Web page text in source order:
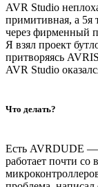
AVR Studio
примитивная, а 5я
через фирменный
Я взял проект
притворяясь
AVR Studio
Что делать?
Есть AVRDUDE —
работает почти